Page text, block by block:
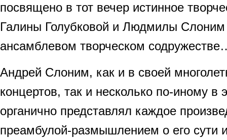
посвящено в тот вечер истинное
Галины Голубковой и Людмилы
ансамблевом творческом
Андрей Слоним, как и в своей
концертов, так и несколько по-иному в
органично представлял каждое
преамбулой-размышлением о его сути